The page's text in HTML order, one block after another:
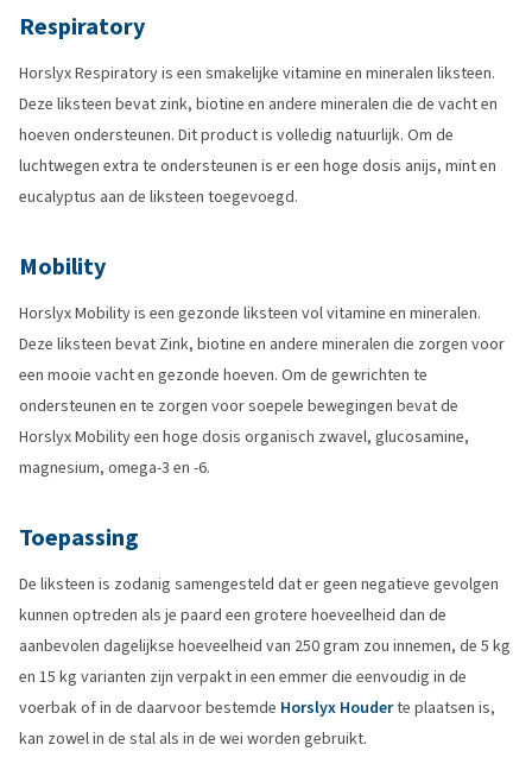
Respiratory
Horslyx Respiratory is een smakelijke vitamine en mineralen liksteen.
Deze liksteen bevat zink, biotine en andere mineralen die de vacht en
hoeven ondersteunen. Dit product is volledig natuurlijk. Om de
luchtwegen extra te ondersteunen is er een hoge dosis anijs, mint en
eucalyptus aan de liksteen toegevoegd.
Mobility
Horslyx Mobility is een gezonde liksteen vol vitamine en mineralen.
Deze liksteen bevat Zink, biotine en andere mineralen die zorgen voor
een mooie vacht en gezonde hoeven. Om de gewrichten te
ondersteunen en te zorgen voor soepele bewegingen bevat de
Horslyx Mobility een hoge dosis organisch zwavel, glucosamine,
magnesium, omega-3 en -6.
Toepassing
De liksteen is zodanig samengesteld dat er geen negatieve gevolgen
kunnen optreden als je paard een grotere hoeveelheid dan de
aanbevolen dagelijkse hoeveelheid van 250 gram zou innemen, de 5 kg
en 15 kg varianten zijn verpakt in een emmer die eenvoudig in de
voerbak of in de daarvoor bestemde Horslyx Houderte plaatsen is,
kan zowel in de stal als in de wei worden gebruikt.